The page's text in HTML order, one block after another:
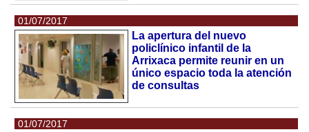
01/07/2017
La apertura del nuevo
policlínico infantil de la
Arrixaca permite reunir en un
único espacio toda la atención
de consultas
01/07/2017